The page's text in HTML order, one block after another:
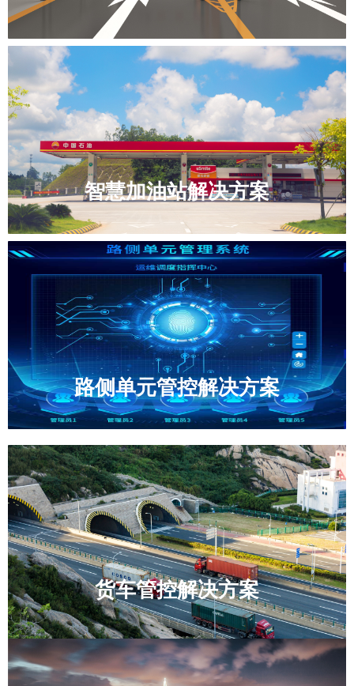
智慧加油站解决方案
路侧单元管控解决方案
货车管控解决方案